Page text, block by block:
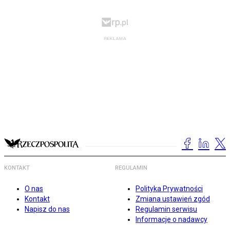
KONTAKT
O nas
Kontakt
Napisz do nas
REGULAMIN
Polityka Prywatności
Zmiana ustawień zgód
Regulamin serwisu
Informacje o nadawcy